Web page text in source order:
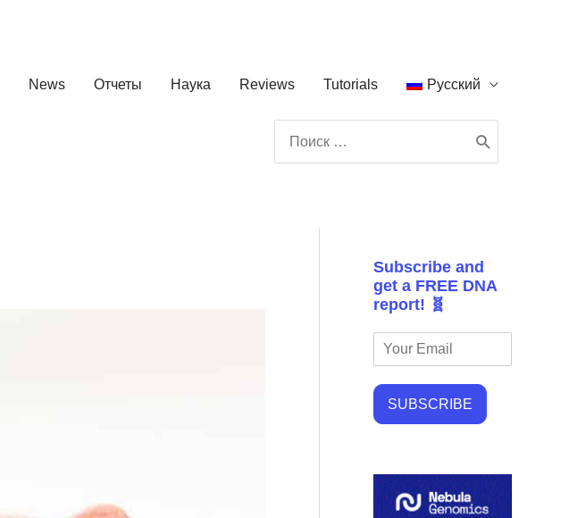
News Отчеты Наука Reviews Tutorials Русский
Subscribe and
get a FREE DNA
report! 🧬
SUBSCRIBE